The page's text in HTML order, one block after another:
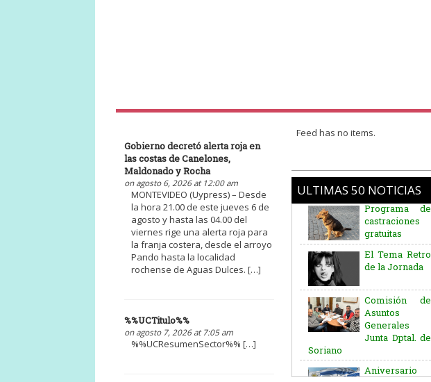
Gobierno decretó alerta roja en
las costas de Canelones,
Maldonado y Rocha
on agosto 6, 2026 at 12:00 am
MONTEVIDEO (Uypress) – Desde
la hora 21.00 de este jueves 6 de
agosto y hasta las 04.00 del
viernes rige una alerta roja para
la franja costera, desde el arroyo
Pando hasta la localidad
rochense de Aguas Dulces. […]
%%UCTitulo%%
on agosto 7, 2026 at 7:05 am
%%UCResumenSector%% […]
Feed has no items.
ULTIMAS 50 NOTICIAS
El Tema Retro
de la Jornada
Comisión de
Asuntos
Junta Dptal. de
Soriano
Aniversario
del Natalicio
G. Artigas